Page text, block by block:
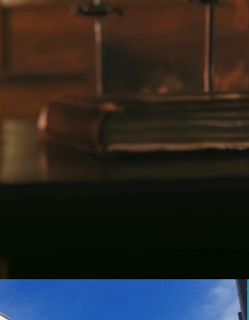
Kapcsolat
Családoknak
Szolgáltatások